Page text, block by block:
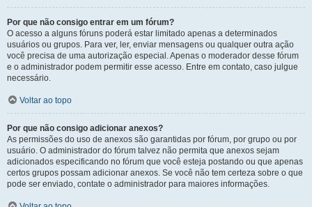
Por que não consigo entrar em um fórum?
O acesso a alguns fóruns poderá estar limitado apenas a determinados
usuários ou grupos. Para ver, ler, enviar mensagens ou qualquer outra ação
você precisa de uma autorização especial. Apenas o moderador desse fórum
e o administrador podem permitir esse acesso. Entre em contato, caso julgue
necessário.
Voltar ao topo
Por que não consigo adicionar anexos?
As permissões do uso de anexos são garantidas por fórum, por grupo ou por
usuário. O administrador do fórum talvez não permita que anexos sejam
adicionados especificando no fórum que você esteja postando ou que apenas
certos grupos possam adicionar anexos. Se você não tem certeza sobre o que
pode ser enviado, contate o administrador para maiores informações.